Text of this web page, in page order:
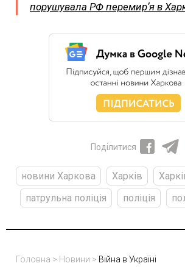
порушувала РФ перемирʼя в
Поділитися
новини Харкова Харків
патрульна поліція
поліція
Головна > Новини > Війна в Україні